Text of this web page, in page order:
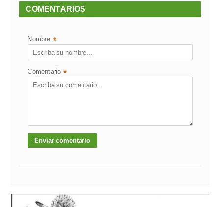
COMENTARIOS
Nombre *
Comentario *